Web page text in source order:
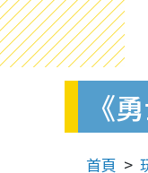
《
首頁